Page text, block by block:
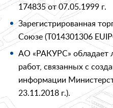
174835 от 07.05.1999 г.
Зарегистрированная
Союзе (T014301306
АО «РАКУРС» обладает
работ, связанных с
информации
23.11.2018 г.).